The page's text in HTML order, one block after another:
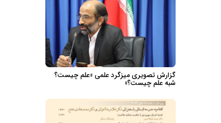
گزارش تصویری میزگرد علمی «علم چیست؟
شبه علم چیست؟»